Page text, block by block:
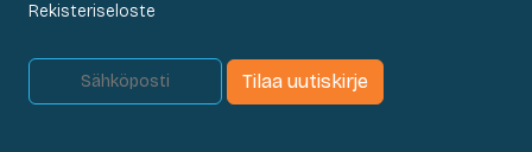
Rekisteriseloste
Tilaa uutiskirje